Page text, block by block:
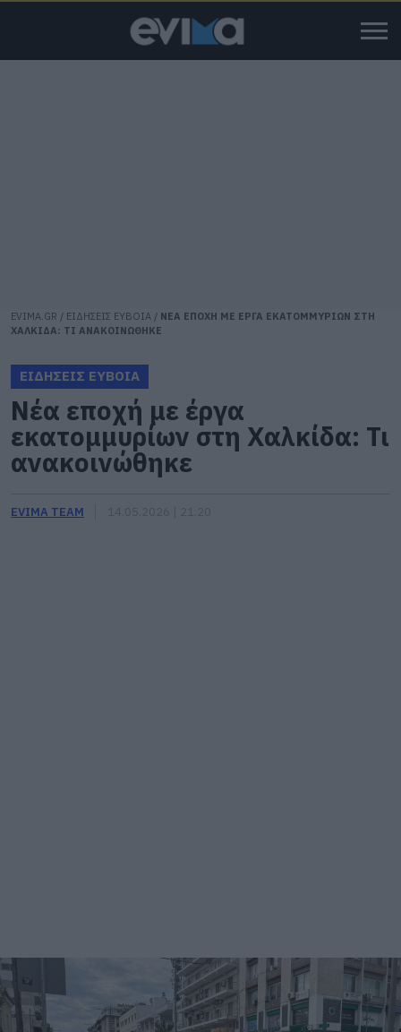
EVIMA.GR / ΕΙΔΗΣΕΙΣ ΕΥΒΟΙΑ / ΝΕΑ ΕΠΟΧΗ ΜΕ ΕΡΓΑ ΕΚΑΤΟΜΜΥΡΙΩΝ ΣΤΗ
ΧΑΛΚΙΔΑ: ΤΙ ΑΝΑΚΟΙΝΩΘΗΚΕ
ΕΙΔΗΣΕΙΣ ΕΥΒΟΙΑ
Νέα εποχή με έργα
εκατομμυρίων στη Χαλκίδα: Τι
ανακοινώθηκε
EVIMA TEAM